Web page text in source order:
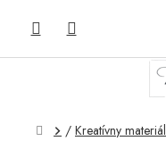
Domov
/ Kreatívny materiál